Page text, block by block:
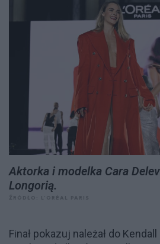
Aktorka i modelka Cara
Longorią.
Finał pokazuj należał do